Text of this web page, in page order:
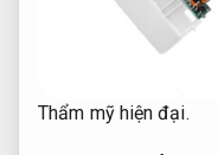
Thẩm mỹ hiện đại.